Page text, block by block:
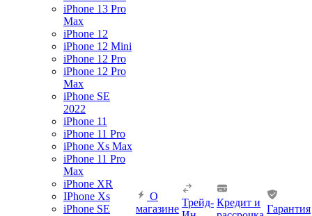
iPhone 13 Pro
Max
iPhone 12
iPhone 12 Mini
iPhone 12 Pro
iPhone 12 Pro
Max
iPhone SE
2022
iPhone 11
iPhone 11 Pro
iPhone Xs Max
iPhone 11 Pro
Max
iPhone XR
IPhone Xs
iPhone SE
О
магазине
Трейд- Кредит и
Гарантия